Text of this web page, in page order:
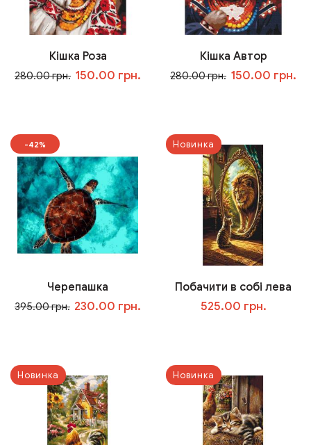
Кішка Роза
280.00 грн. 150.00 грн.
Кішка Автор
280.00 грн. 150.00 грн.
-42%
Черепашка
395.00 грн. 230.00 грн.
Новинка
Побачити в собі лева
525.00 грн.
Новинка Новинка